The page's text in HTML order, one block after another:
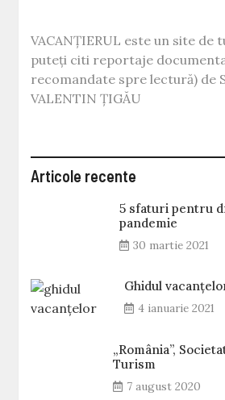
VACANȚIERUL este un site de
puteți citi reportaje
recomandate spre lectură) de
VALENTIN ȚIGĂU
Articole recente
5 sfaturi pentru
pandemie
30 martie 2021
Ghidul
4 ianuarie 2021
„România”,
Turism
7 august 2020